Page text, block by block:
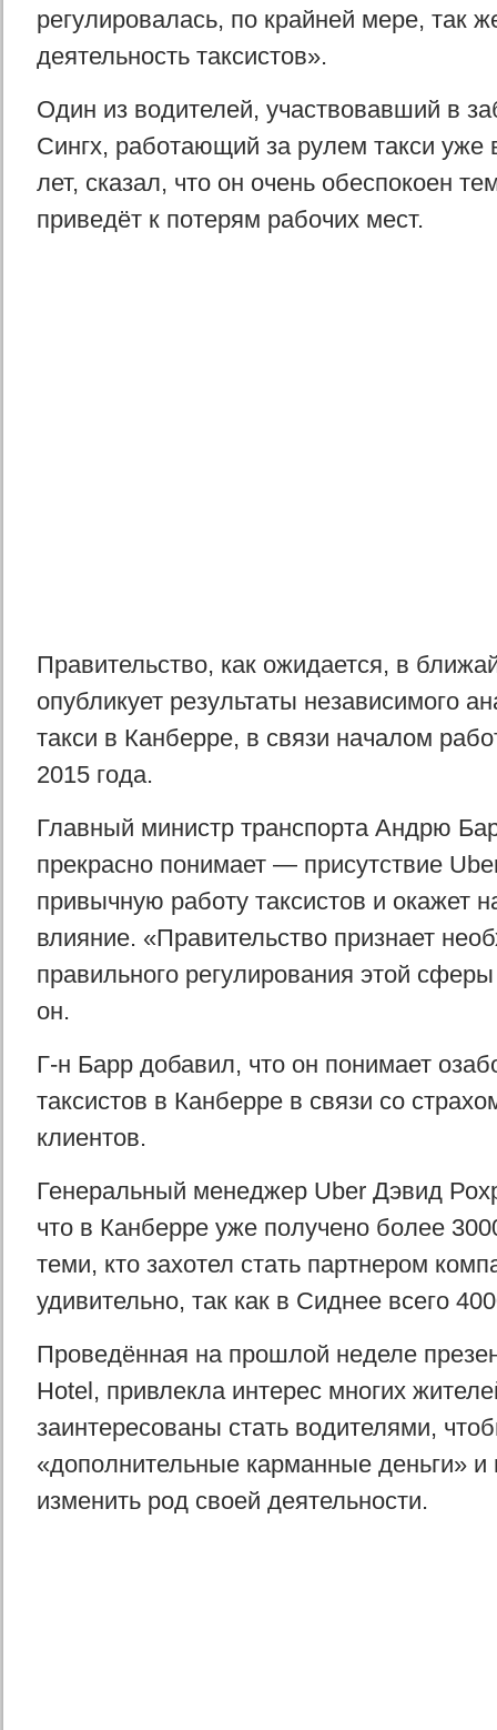
регулировалась, по крайней мере, так
деятельность таксистов».
Один из водителей, участвовавший в
Сингх, работающий за рулем такси уже
лет, сказал, что он очень обеспокоен
приведёт к потерям рабочих мест.
Правительство, как ожидается, в
опубликует результаты независимого
такси в Канберре, в связи началом
2015 года.
Главный министр транспорта Андрю
прекрасно понимает — присутствие
привычную работу таксистов и окажет
влияние. «Правительство признает
правильного регулирования этой
он.
Г-н Барр добавил, что он понимает
таксистов в Канберре в связи со
клиентов.
Генеральный менеджер Uber Дэвид
что в Канберре уже получено более
теми, кто захотел стать партнером
удивительно, так как в Сиднее всего
Проведённая на прошлой неделе
Hotel, привлекла интерес многих
заинтересованы стать водителями,
«дополнительные карманные деньги» и
изменить род своей деятельности.